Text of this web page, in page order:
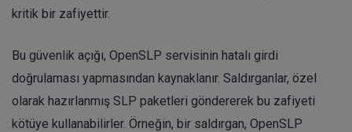
kritik bir zafiyettir.
Bu güvenlik açığı, OpenSLP servisinin hatalı girdi
doğrulaması yapmasından kaynaklanır. Saldırganlar, özel
olarak hazırlanmış SLP paketleri göndererek bu zafiyeti
kötüye kullanabilirler. Örneğin, bir saldırgan, OpenSLP